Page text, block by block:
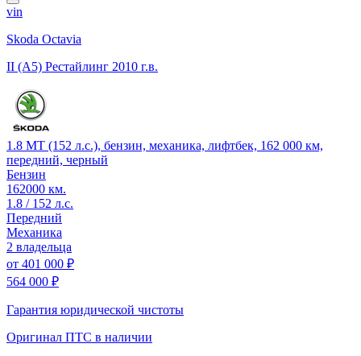
vin
Skoda Octavia
II (A5) Рестайлинг 2010 г.в.
1.8 MT (152 л.с.), бензин, механика, лифтбек, 162 000 км,
передний, черный
Бензин
162000 км.
1.8 / 152 л.с.
Передний
Механика
2 владельца
от 401 000 ₽
564 000 ₽
Гарантия юридической чистоты
Оригинал ПТС в наличии